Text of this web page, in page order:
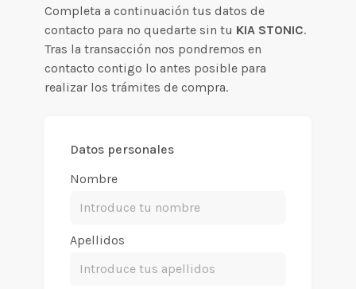
Completa a continuación tus datos de
contacto para no quedarte sin tu KIA STONIC.
Tras la transacción nos pondremos en
contacto contigo lo antes posible para
realizar los trámites de compra.
Datos personales
Nombre
Apellidos